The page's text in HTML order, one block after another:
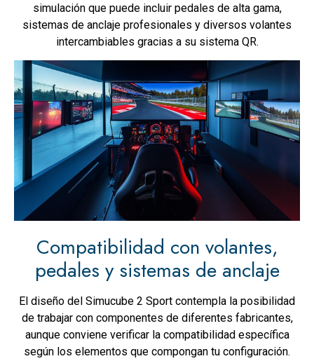
simulación que puede incluir pedales de alta gama,
sistemas de anclaje profesionales y diversos volantes
intercambiables gracias a su sistema QR.
Compatibilidad con volantes,
pedales y sistemas de anclaje
El diseño del Simucube 2 Sport contempla la posibilidad
de trabajar con componentes de diferentes fabricantes,
aunque conviene verificar la compatibilidad específica
según los elementos que compongan tu configuración.